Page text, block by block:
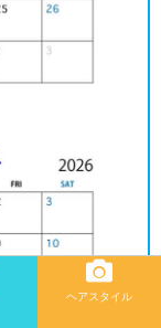
ヘアスタイル